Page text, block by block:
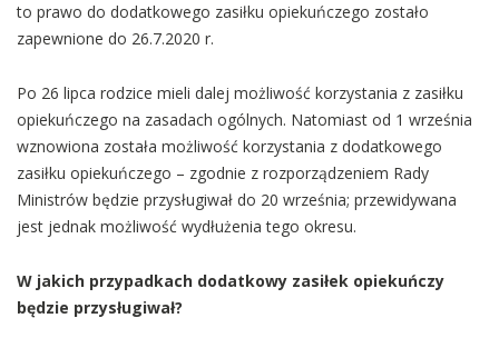
to prawo do dodatkowego zasiłku opiekuńczego zostało
zapewnione do 26.7.2020 r.
Po 26 lipca rodzice mieli dalej możliwość korzystania z zasiłku
opiekuńczego na zasadach ogólnych. Natomiast od 1 września
wznowiona została możliwość korzystania z dodatkowego
zasiłku opiekuńczego – zgodnie z rozporządzeniem Rady
Ministrów będzie przysługiwał do 20 września; przewidywana
jest jednak możliwość wydłużenia tego okresu.
W jakich przypadkach dodatkowy zasiłek opiekuńczy
będzie przysługiwał?